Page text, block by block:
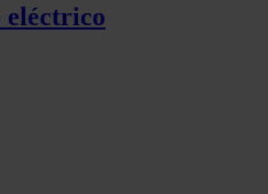
eléctrico